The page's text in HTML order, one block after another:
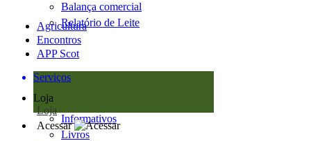
Balança comercial
Relatório de Leite
Agricultura
Encontros
APP Scot
Serviços
Loja
Loja
Informativos
Livros
Acessar